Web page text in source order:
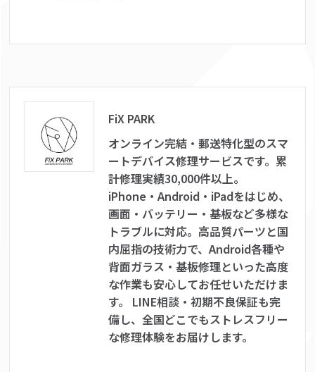
FiX PARK
オンライン完結・郵送特化型のスマ
ートデバイス修理サービスです。累
計修理実績30,000件以上。
iPhone・Android・iPadをはじめ、
画面・バッテリー・基板など多様な
トラブルに対応。高品質パーツと国
内屈指の技術力で、Android各種や
背面ガラス・基板修理といった高度
な作業も安心してお任せいただけま
す。 LINE相談・初期不良保証も完
備し、全国どこでもストレスフリー
な修理体験をお届けします。